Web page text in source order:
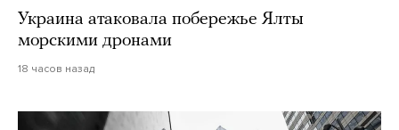
Украина атаковала побережье Ялты
морскими дронами
18 часов назад